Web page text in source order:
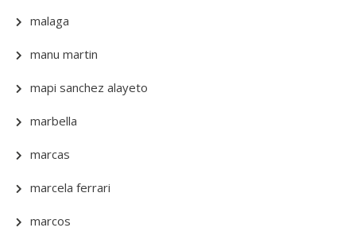
malaga
manu martin
mapi sanchez alayeto
marbella
marcas
marcela ferrari
marcos